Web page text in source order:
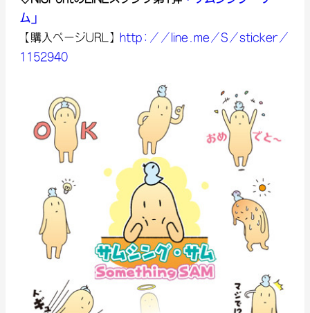
ム」
【購入ページURL】 http://line.me/S/sticker/
1152940